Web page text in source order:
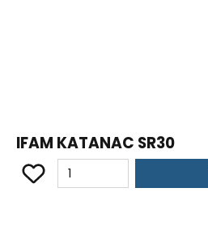
IFAM KATANAC SR30